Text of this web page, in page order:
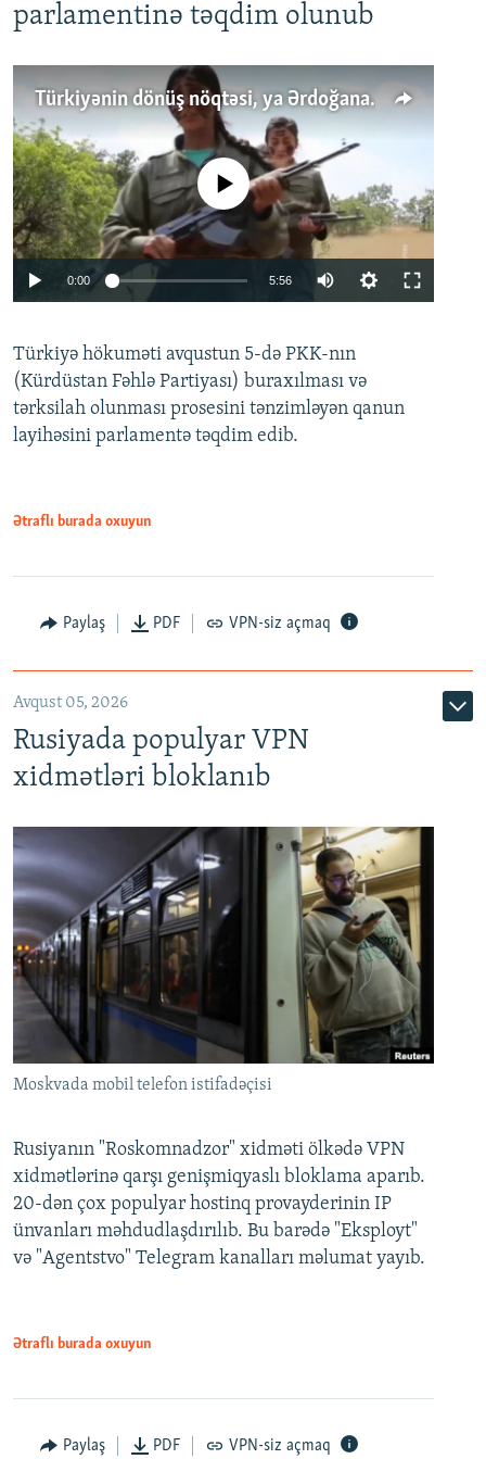
parlamentinə təqdim olunub
Türkiyənin dönüş nöqtəsi, ya Ərdoğana üçüncü şans: PKK ilə qəfil barışıq nə deməkdir?
Auto 240p 360p 480p
720p 1080p
No media source currently available
0:00 5:56
360p
480p
Türkiyə hökuməti avqustun 5-də PKK-nın
(Kürdüstan Fəhlə Partiyası) buraxılması və
tərksilah olunması prosesini tənzimləyən qanun
layihəsini parlamentə təqdim edib.
Ətraflı burada oxuyun
Paylaş PDF VPN-siz açmaq
Avqust 05, 2026
Rusiyada populyar VPN
xidmətləri bloklanıb
Moskvada mobil telefon istifadəçisi
Rusiyanın "Roskomnadzor" xidməti ölkədə VPN
xidmətlərinə qarşı genişmiqyaslı bloklama aparıb.
20-dən çox populyar hostinq provayderinin IP
ünvanları məhdudlaşdırılıb. Bu barədə "Eksployt"
və "Agentstvo" Telegram kanalları məlumat yayıb.
Ətraflı burada oxuyun
Paylaş PDF VPN-siz açmaq